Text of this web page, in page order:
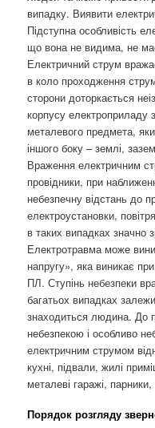
випадку. Виявити
Підступна особливість
що вона не видима, не
Електричний струм
в коло проходження
сторони доторкається
корпусу електроприладу
металевого предмета,
іншого боку – землі,
Враження електричним
провідники, при
небезпечну відстань до
електроустановки,
в таких випадках значно
Електротравма може
напругу», яка виникає
ПЛ. Ступінь небезпеки
багатьох випадках
знаходиться людина. До
небезпекою і особливо
електричним струмом
кухні, підвали, жилі
металеві гаражі,
Порядок розгляду